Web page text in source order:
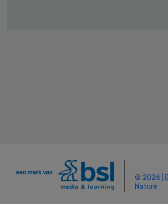
© 2026 |
Nature